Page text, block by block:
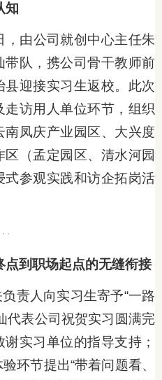
知
由公司就创中心主任朱
队，携公司骨干教师前
迎接实习生返校。此次
访用人单位环节，组织
凤庆产业园区、大兴度
（孟定园区、清水河园
式参观实践和访企拓岗活
点到职场起点的无缝衔接
责人向实习生寄予“一路
代表公司祝贺实习圆满完
实习单位的指导支持；
环节提出“带着问题看、